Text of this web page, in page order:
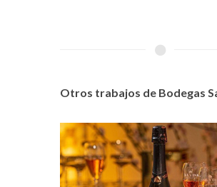
Otros trabajos de Bodegas